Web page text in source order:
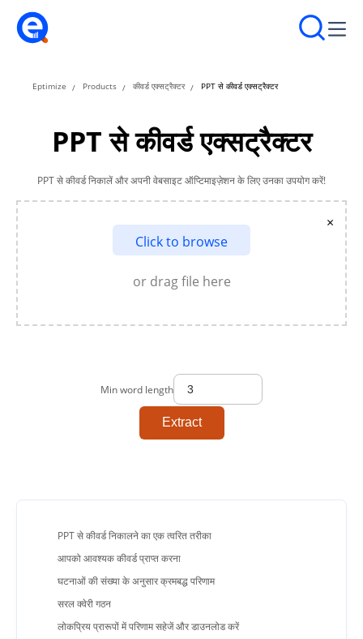
Eptimize Products कीवर्ड एक्सट्रैक्टर PPT से कीवर्ड एक्सट्रैक्टर
PPT से कीवर्ड एक्सट्रैक्टर
PPT से कीवर्ड निकालें और अपनी वेबसाइट ऑप्टिमाइज़ेशन के लिए उनका उपयोग करें!
Click to browse
or drag file here
×
Min word length
Extract
PPT से कीवर्ड निकालने का एक त्वरित तरीका
आपको आवश्यक कीवर्ड प्राप्त करना
घटनाओं की संख्या के अनुसार क्रमबद्ध परिणाम
सरल क्वेरी गठन
लोकप्रिय प्रारूपों में परिणाम सहेजें और डाउनलोड करें